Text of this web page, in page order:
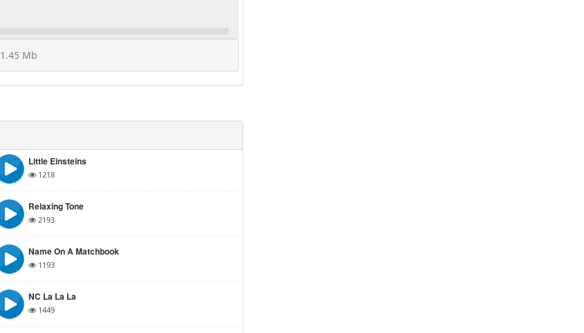
1.45 Mb
Little Einsteins
1218
Relaxing Tone
2193
Name On A Matchbook
1193
NC La La La
1449